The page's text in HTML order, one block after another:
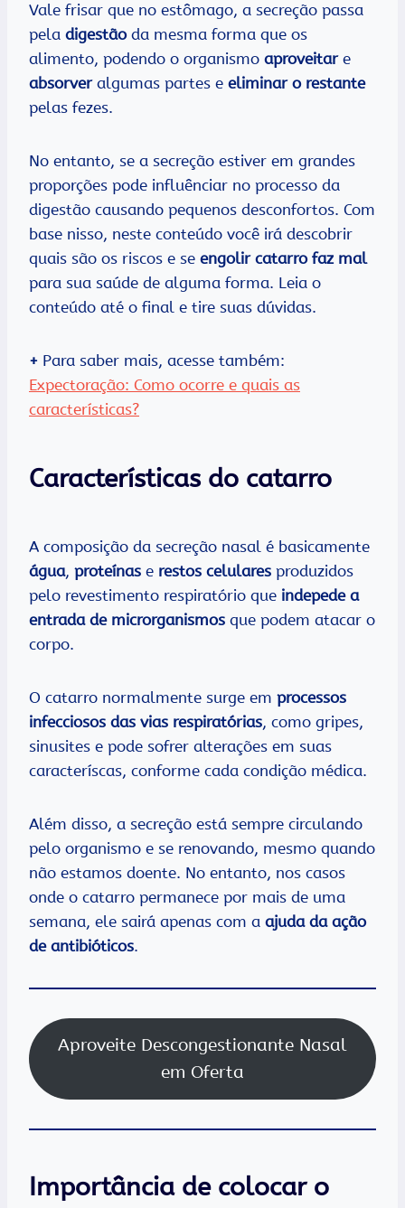
Vale frisar que no estômago, a secreção passa
pela digestãoda mesma forma que os
alimento, podendo o organismo aproveitare
absorveralgumas partes e eliminar o restante
pelas fezes.
No entanto, se a secreção estiver em grandes
proporções pode influênciar no processo da
digestão causando pequenos desconfortos. Com
base nisso, neste conteúdo você irá descobrir
quais são os riscos e se engolir catarro faz mal
para sua saúde de alguma forma. Leia o
conteúdo até o final e tire suas dúvidas.
+ Para saber mais, acesse também:
Expectoração: Como ocorre e quais as
características?
Características do catarro
A composição da secreção nasal é basicamente
água, proteínas e restos celulares produzidos
pelo revestimento respiratório que indepede a
entrada de microrganismos que podem atacar o
corpo.
O catarro normalmente surge em processos
infecciosos das vias respiratórias, como gripes,
sinusites e pode sofrer alterações em suas
caracteríscas, conforme cada condição médica.
Além disso, a secreção está sempre circulando
pelo organismo e se renovando, mesmo quando
não estamos doente. No entanto, nos casos
onde o catarro permanece por mais de uma
semana, ele sairá apenas com a ajuda da ação
de antibióticos.
Aproveite Descongestionante Nasal
em Oferta
Importância de colocar o